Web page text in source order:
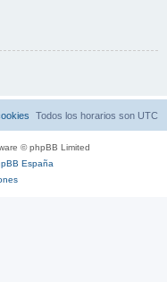
Todos los horarios son UTC
© phpBB Limited
España